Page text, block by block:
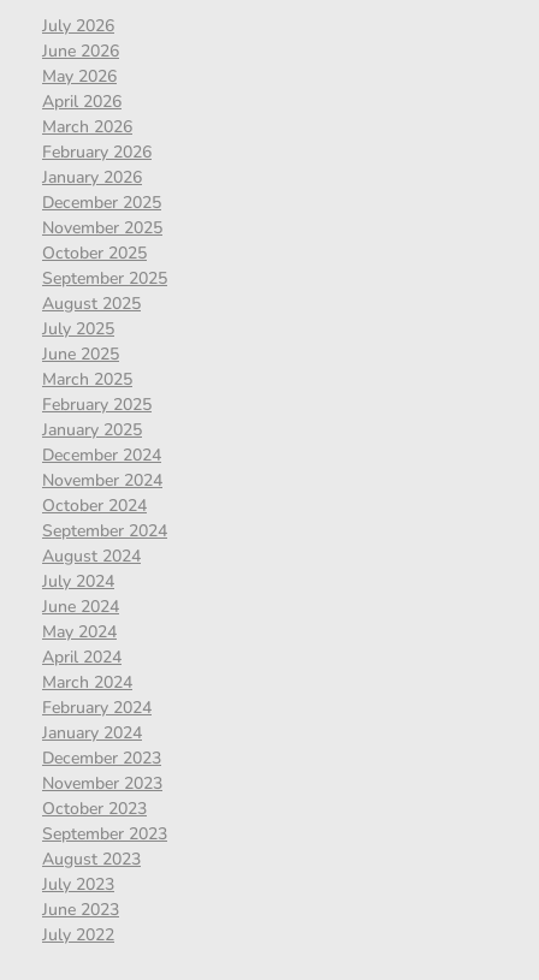
July 2026
June 2026
May 2026
April 2026
March 2026
February 2026
January 2026
December 2025
November 2025
October 2025
September 2025
August 2025
July 2025
June 2025
March 2025
February 2025
January 2025
December 2024
November 2024
October 2024
September 2024
August 2024
July 2024
June 2024
May 2024
April 2024
March 2024
February 2024
January 2024
December 2023
November 2023
October 2023
September 2023
August 2023
July 2023
June 2023
July 2022